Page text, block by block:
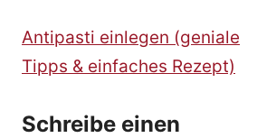
Antipasti einlegen (geniale
Tipps & einfaches Rezept)
Schreibe einen